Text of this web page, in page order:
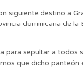
siguiente destino a
dominicana de la
para sepultar a todos
que dicho